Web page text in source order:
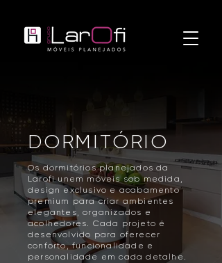
DORMITÓRIO
Os dormitórios planejados da
Larofi unem móveis sob medida,
design exclusivo e acabamento
premium para criar ambientes
elegantes, organizados e
acolhedores. Cada projeto é
desenvolvido para oferecer
conforto, funcionalidade e
personalidade em cada detalhe.